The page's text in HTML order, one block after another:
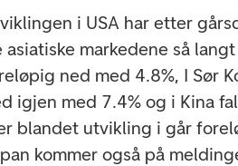
i USA har etter
asiatiske markedene så
ned med 4.8%, I Sør
igjen med 7.4% og i Kina
blandet utvikling i går
kommer også på